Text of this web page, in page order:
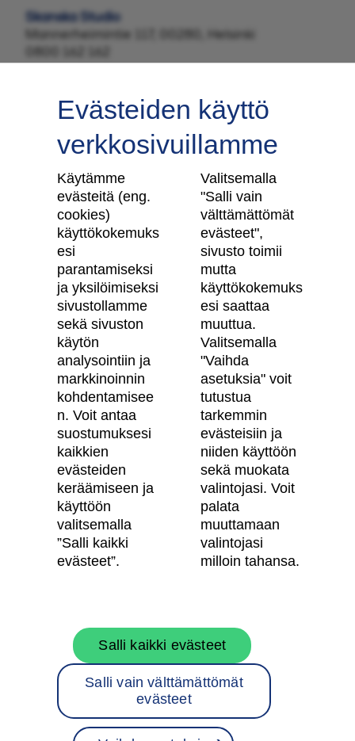
Skanska Studio
Mannerheimintie 117, 00280, Helsinki
0800 162 162
Tilaa uutiskirje
Skanska Kodit
Artikkelit
Digitaalinen asuntokauppa
Asiakkaiden kokemuksia meistä
Vastuullisuus
Tietosuojaseloste
Käyttöehdot
Evästeasetukset
Saavutettavuusseloste
Oma Skanska
Tietoa Skanskasta
Töihin meille
Rakentamispalvelut
Skanska Suomessa
Evästeiden käyttö
verkkosivuillamme
Käytämme
evästeitä (eng.
cookies)
käyttökokemuks
esi
parantamiseksi
ja yksilöimiseksi
sivustollamme
sekä sivuston
käytön
analysointiin ja
markkinoinnin
kohdentamisee
n. Voit antaa
suostumuksesi
kaikkien
evästeiden
keräämiseen ja
käyttöön
valitsemalla
”Salli kaikki
evästeet”.
Valitsemalla
"Salli vain
välttämättömät
evästeet",
sivusto toimii
mutta
käyttökokemuks
esi saattaa
muuttua.
Valitsemalla
"Vaihda
asetuksia" voit
tutustua
tarkemmin
evästeisiin ja
niiden käyttöön
sekä muokata
valintojasi. Voit
palata
muuttamaan
valintojasi
milloin tahansa.
Salli vain välttämättömät
evästeet
Salli kaikki evästeet